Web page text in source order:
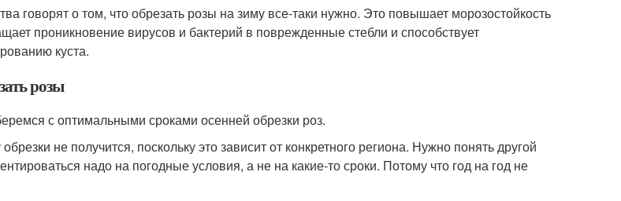
говорят о том, что обрезать розы на зиму все-таки нужно. Это повышает морозостойкость
проникновение вирусов и бактерий в поврежденные стебли и способствует
куста.
розы
с оптимальными сроками осенней обрезки роз.
не получится, поскольку это зависит от конкретного региона. Нужно понять другой
надо на погодные условия, а не на какие-то сроки. Потому что год на год не